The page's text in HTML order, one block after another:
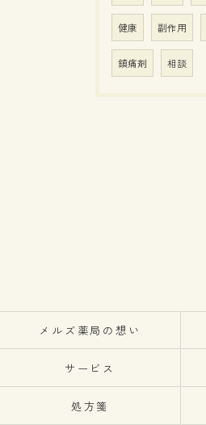
健康 副作用
鎮痛剤 相談
メルズ薬局の想い
サービス
処方箋